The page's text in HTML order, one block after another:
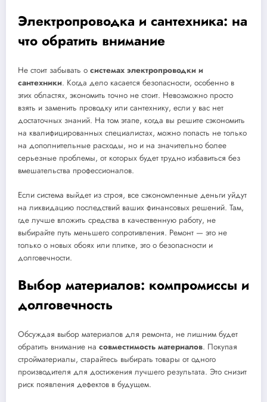
Электропроводка и сантехника: на
что обратить внимание
Не стоит забывать о системах электропроводки и
сантехники. Когда дело касается безопасности, особенно в
этих областях, экономить точно не стоит. Невозможно просто
взять и заменить проводку или сантехнику, если у вас нет
достаточных знаний. На том этапе, когда вы решите сэкономить
на квалифицированных специалистах, можно попасть не только
на дополнительные расходы, но и на значительно более
серьезные проблемы, от которых будет трудно избавиться без
вмешательства профессионалов.
Если система выйдет из строя, все сэкономленные деньги уйдут
на ликвидацию последствий ваших финансовых решений. Там,
где лучше вложить средства в качественную работу, не
выбирайте путь меньшего сопротивления. Ремонт — это не
только о новых обоях или плитке, это о безопасности и
долговечности.
Выбор материалов: компромиссы и
долговечность
Обсуждая выбор материалов для ремонта, не лишним будет
обратить внимание на совместимость материалов. Покупая
стройматериалы, старайтесь выбирать товары от одного
производителя для достижения лучшего результата. Это снизит
риск появления дефектов в будущем.